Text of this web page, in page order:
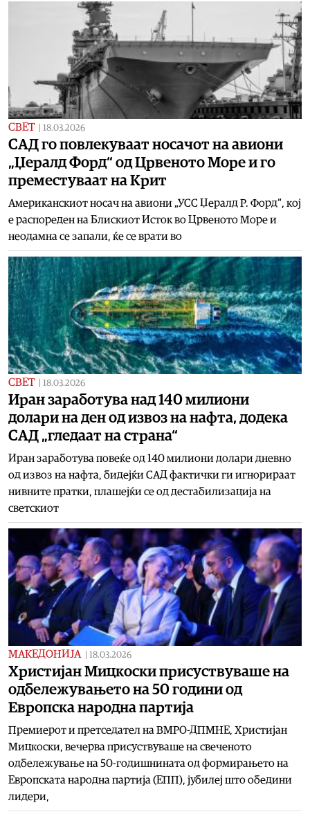
СВЕТ 18.03.2026
САД го повлекуваат носачот на авиони
„Џералд Форд“ од Црвеното Море и го
преместуваат на Крит
Американскиот носач на авиони „УСС Џералд Р. Форд“, кој
е распореден на Блискиот Исток во Црвеното Море и
неодамна се запали, ќе се врати во
СВЕТ 18.03.2026
Иран заработува над 140 милиони
долари на ден од извоз на нафта, додека
САД „гледаат на страна“
Иран заработува повеќе од 140 милиони долари дневно
од извоз на нафта, бидејќи САД фактички ги игнорираат
нивните пратки, плашејќи се од дестабилизација на
светскиот
МАКЕДОНИЈА 18.03.2026
Христијан Мицкоски присуствуваше на
одбележувањето на 50 години од
Европска народна партија
Премиерот и претседател на ВМРО-ДПМНЕ, Христијан
Мицкоски, вечерва присуствуваше на свеченото
одбележување на 50-годишнината од формирањето на
Европската народна партија (ЕПП), јубилеј што обедини
лидери,